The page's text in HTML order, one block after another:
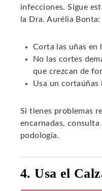
infecciones. Sigue
la Dra. Aurélia Bonta:
Corta las uñas en
No las cortes
que crezcan de
Usa un
Si tienes problemas
encarnadas, consulta
podología.
4. Usa el